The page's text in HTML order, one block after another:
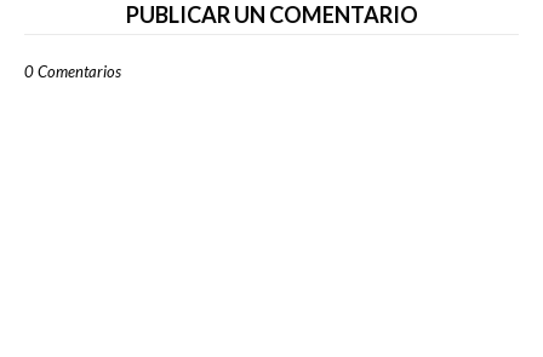
PUBLICAR UN COMENTARIO
0 Comentarios